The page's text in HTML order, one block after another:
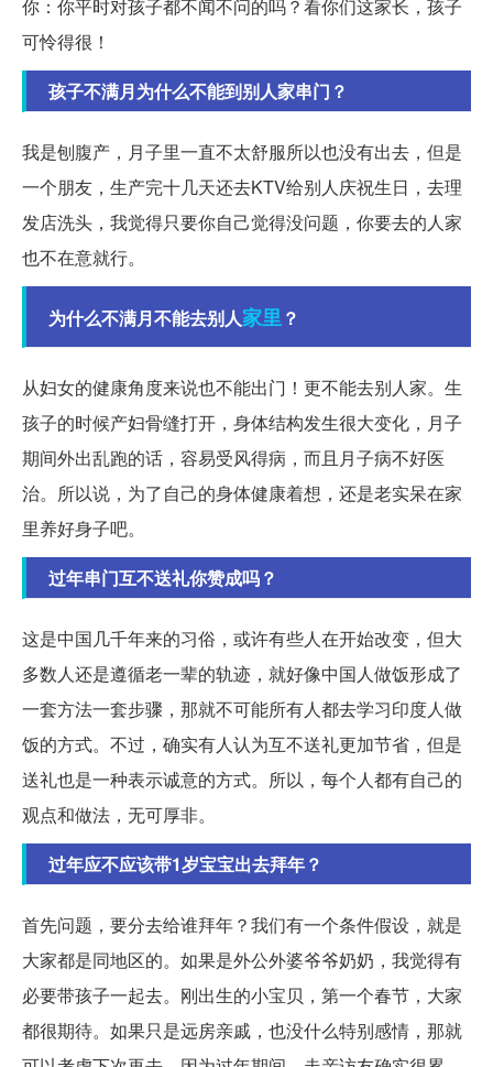
你：你平时对孩子都不闻不问的吗？看你们这家长，孩子
可怜得很！
孩子不满月为什么不能到别人家串门？
我是刨腹产，月子里一直不太舒服所以也没有出去，但是
一个朋友，生产完十几天还去KTV给别人庆祝生日，去理
发店洗头，我觉得只要你自己觉得没问题，你要去的人家
也不在意就行。
为什么不满月不能去别人家里？
从妇女的健康角度来说也不能出门！更不能去别人家。生
孩子的时候产妇骨缝打开，身体结构发生很大变化，月子
期间外出乱跑的话，容易受风得病，而且月子病不好医
治。所以说，为了自己的身体健康着想，还是老实呆在家
里养好身子吧。
过年串门互不送礼你赞成吗？
这是中国几千年来的习俗，或许有些人在开始改变，但大
多数人还是遵循老一辈的轨迹，就好像中国人做饭形成了
一套方法一套步骤，那就不可能所有人都去学习印度人做
饭的方式。不过，确实有人认为互不送礼更加节省，但是
送礼也是一种表示诚意的方式。所以，每个人都有自己的
观点和做法，无可厚非。
过年应不应该带1岁宝宝出去拜年？
首先问题，要分去给谁拜年？我们有一个条件假设，就是
大家都是同地区的。如果是外公外婆爷爷奶奶，我觉得有
必要带孩子一起去。刚出生的小宝贝，第一个春节，大家
都很期待。如果只是远房亲戚，也没什么特别感情，那就